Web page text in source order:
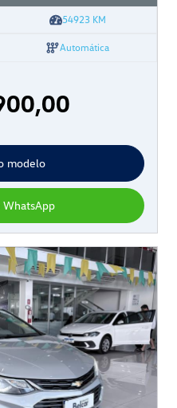
54923 KM
Automática
modelo